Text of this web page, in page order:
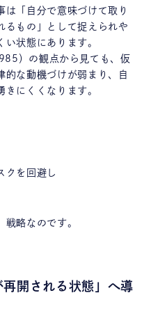
は「自分で意味づけて取り
るもの」として捉えられや
状態にあります。
）の観点から見ても、仮
的な動機づけが弱まり、自
きにくくなります。
クを回避し
戦略なのです。
開される状態」へ導